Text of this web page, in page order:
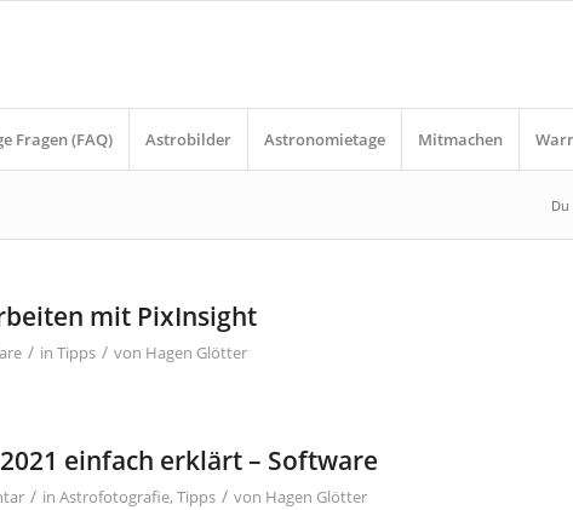
Fragen (FAQ) Astrobilder Astronomietage Mitmachen
Du
mit PixInsight
/ inTipps / von Hagen Glötter
einfach erklärt – Software
/ inAstrofotografie,Tipps / von Hagen Glötter